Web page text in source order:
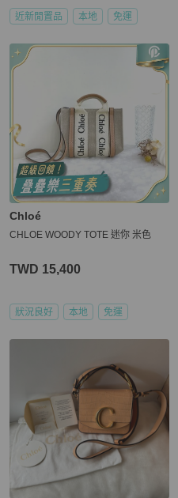
近新閒置品 本地 免運
Chloé
CHLOE WOODY TOTE 迷你 米色
TWD 15,400
狀況良好 本地 免運